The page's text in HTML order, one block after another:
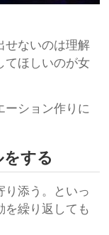
せないのは理解
てほしいのが女
ーション作りに
する
り添う。といっ
を繰り返しても